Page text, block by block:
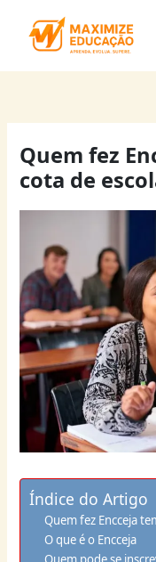
Quem fez
cota de
Índice do Artigo
Quem fez Encceja
O que é o Encceja